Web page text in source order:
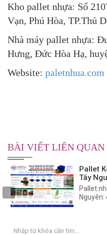
Kho pallet nhựa: Số
Vạn, Phú Hòa, TP.Thủ
Nhà máy pallet nhựa:
Hưng, Đức Hòa Hạ,
Website: paletnhua.com
BÀI VIẾT LIÊN QUAN
Pallet
Tây
Pallet
Nguyên: